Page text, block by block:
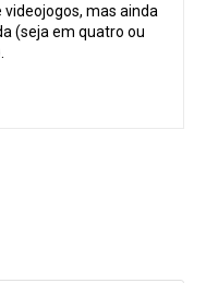
mas ainda
(seja em quatro ou